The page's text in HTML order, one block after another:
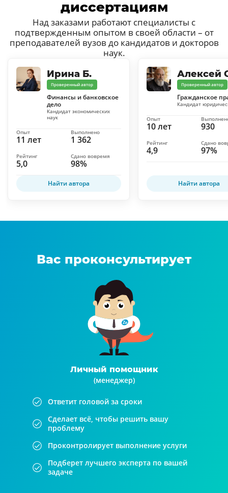
диссертациям
Над заказами работают специалисты с
подтвержденным опытом в своей области – от
преподавателей вузов до кандидатов и докторов
наук.
Ирина Б.
Проверенный автор
Финансы и банковское
дело
Кандидат экономических
наук
11 лет
Опыт
1 362
Выполнено
5,0
Рейтинг
98%
Сдано вовремя
Найти автора
Алексей
Проверенный автор
Гражданское
Кандидат
10 лет
Опыт
930
4,9
Рейтинг
97%
Сдано
Найти автора
Вас проконсультирует
Личный помощник
(менеджер)
Ответит головой за сроки
Сделает всё, чтобы решить вашу
проблему
Проконтролирует выполнение услуги
Подберет лучшего эксперта по вашей
задаче